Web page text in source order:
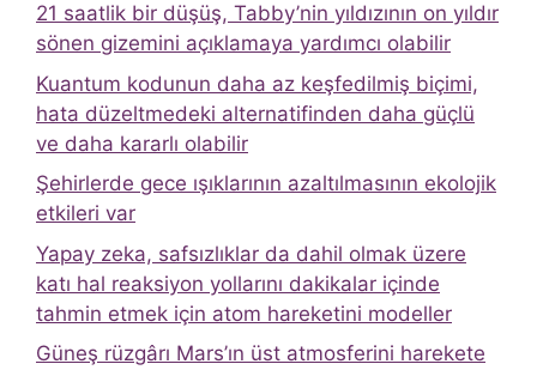
21 saatlik bir düşüş, Tabby’nin yıldızının on yıldır
sönen gizemini açıklamaya yardımcı olabilir
Kuantum kodunun daha az keşfedilmiş biçimi,
hata düzeltmedeki alternatifinden daha güçlü
ve daha kararlı olabilir
Şehirlerde gece ışıklarının azaltılmasının ekolojik
etkileri var
Yapay zeka, safsızlıklar da dahil olmak üzere
katı hal reaksiyon yollarını dakikalar içinde
tahmin etmek için atom hareketini modeller
Güneş rüzgârı Mars’ın üst atmosferini harekete